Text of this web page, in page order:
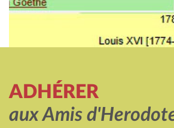
ADHÉRER
aux Amis